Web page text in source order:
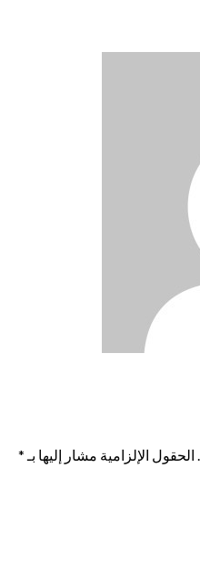
الحقول الإلزامية مشار إليها بـ *